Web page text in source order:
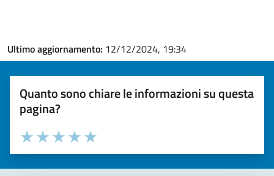
Ultimo aggiornamento: 12/12/2024, 19:34
Quanto sono chiare le informazioni su questa
pagina?
Valuta la chiarezza delle informazioni (da 1 a 5 stelle)
Seleziona il numero di stelle per valutare la chiarezza delle
Valuta 5 stelle su 5
Valuta 4 stelle su 5
Valuta 3 stelle su 5
Valuta 2 stelle su 5
Valuta 1 stelle su 5